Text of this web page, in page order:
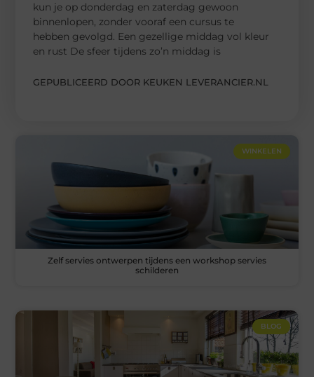
kun je op donderdag en zaterdag gewoon
binnenlopen, zonder vooraf een cursus te
hebben gevolgd. Een gezellige middag vol kleur
en rust De sfeer tijdens zo’n middag is
GEPUBLICEERD DOOR KEUKEN LEVERANCIER.NL
WINKELEN
Zelf servies ontwerpen tijdens een workshop servies
schilderen
BLOG